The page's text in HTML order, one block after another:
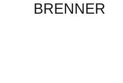
BRENNER